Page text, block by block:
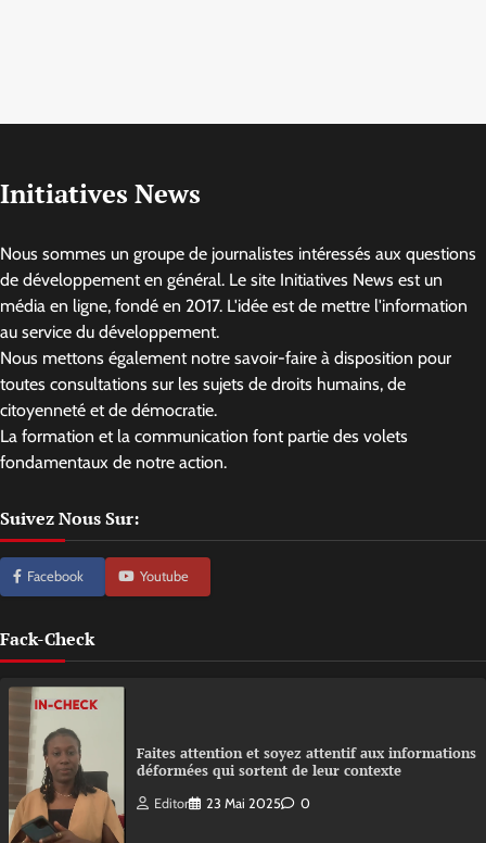
Initiatives News
Nous sommes un groupe de journalistes intéressés aux questions
de développement en général. Le site Initiatives News est un
média en ligne, fondé en 2017. L'idée est de mettre l'information
au service du développement.
Nous mettons également notre savoir-faire à disposition pour
toutes consultations sur les sujets de droits humains, de
citoyenneté et de démocratie.
La formation et la communication font partie des volets
fondamentaux de notre action.
Suivez Nous Sur:
Facebook Youtube
Fack-Check
Faites attention et soyez attentif aux informations
déformées qui sortent de leur contexte
Editor 23 Mai 2025 0